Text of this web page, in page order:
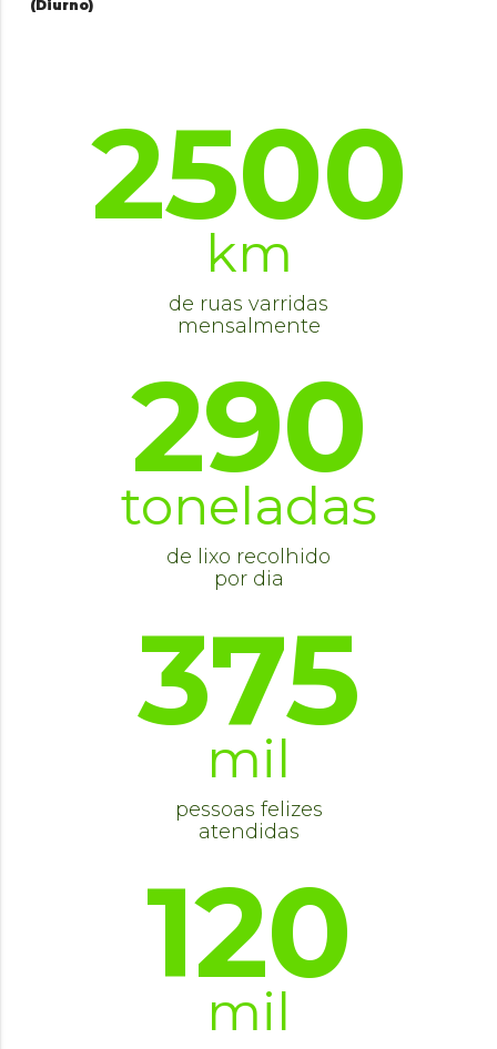
(Diurno)
2500
km
de ruas varridas
mensalmente
290
toneladas
de lixo recolhido
por dia
375
mil
pessoas felizes
atendidas
120
mil